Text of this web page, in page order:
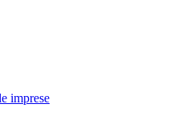
imprese